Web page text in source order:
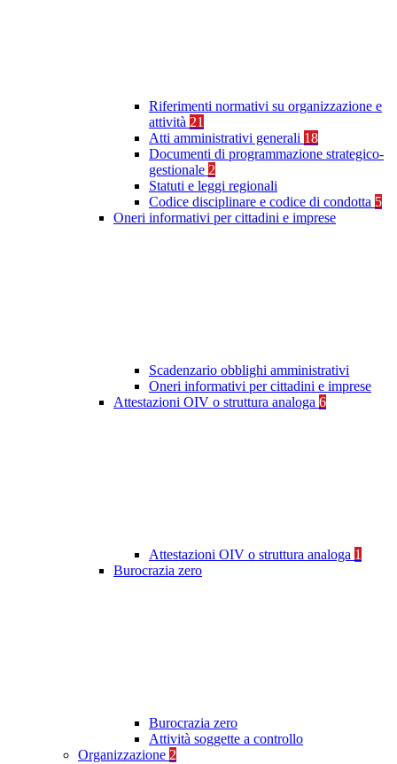
Riferimenti normativi su organizzazione e
attività 21
Atti amministrativi generali 18
Documenti di programmazione strategico-
gestionale 2
Statuti e leggi regionali
Codice disciplinare e codice di condotta 5
Oneri informativi per cittadini e imprese
Scadenzario obblighi amministrativi
Oneri informativi per cittadini e imprese
Attestazioni OIV o struttura analoga 6
Attestazioni OIV o struttura analoga 1
Burocrazia zero
Burocrazia zero
Attività soggette a controllo
Organizzazione 2